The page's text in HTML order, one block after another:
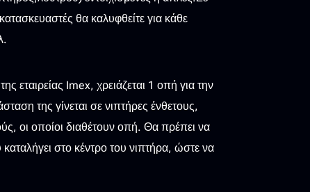
θα καλυφθείτε για κάθε
εταιρείας Imex, χρειάζεται 1 οπή για την
της γίνεται σε νιπτήρες ένθετους,
οι οποίοι διαθέτουν οπή. Θα πρέπει να
καταλήγει στο κέντρο του νιπτήρα, ώστε να